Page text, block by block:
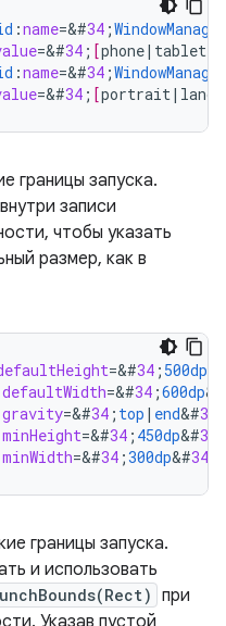
:name=&#34 ;
=&#34 ; [phone| tablet
:name=&#34 ;
=&#34 ; [portrait|
границы запуска.
внутри записи
чтобы указать
размер, как в
=&#34 ; 500dp
defaultWidth=&#34 ;600dp&
gravity=&#34 ; top | end&#34
minHeight=&#34 ; 450dp&#34
minWidth=&#34 ;300dp&#34
границы запуска.
и использовать
при
Указав пустой